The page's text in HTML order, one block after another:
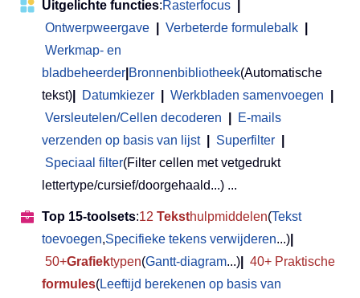
Uitgelichte functies:Rasterfocus
Ontwerpweergave
Verbeterde formulebalk
Werkmap- en
bladbeheerder Bronnenbibliotheek(Automatische
tekst)
Datumkiezer Werkbladen samenvoegen
Versleutelen/Cellen decoderen
E-mails
verzenden op basis van lijst
Superfilter
Speciaal filter(Filter cellen met vetgedrukt
lettertype/cursief/doorgehaald...) ...
Top 15-toolsets:12 Teksthulpmiddelen(Tekst
toevoegen,Specifieke tekens verwijderen...)
50+Grafiektypen(Gantt-diagram...)
40+ Praktische
formules(Leeftijd berekenen op basis van